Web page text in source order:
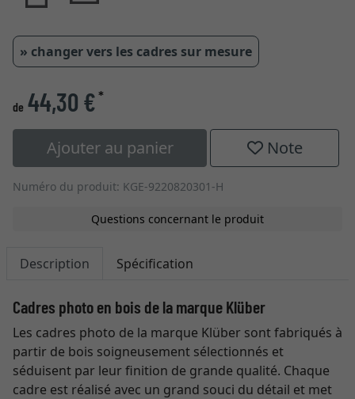
» changer vers les cadres sur mesure
de 44,30 €*
Ajouter au panier Note
Numéro du produit: KGE-9220820301-H
Questions concernant le produit
Description Spécification
Cadres photo en bois de la marque Klüber
Les cadres photo de la marque Klüber sont fabriqués à
partir de bois soigneusement sélectionnés et
séduisent par leur finition de grande qualité. Chaque
cadre est réalisé avec un grand souci du détail et met